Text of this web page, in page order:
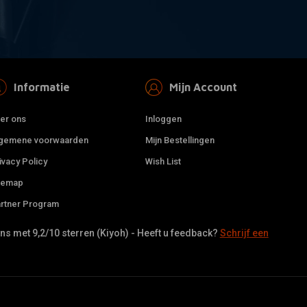
Informatie
ons
voorwaarden
Policy
Program
Mijn Account
Inloggen
Mijn Bestellingen
Wish List
met 9,2/10 sterren (Kiyoh) - Heeft u feedback? Schrijf een